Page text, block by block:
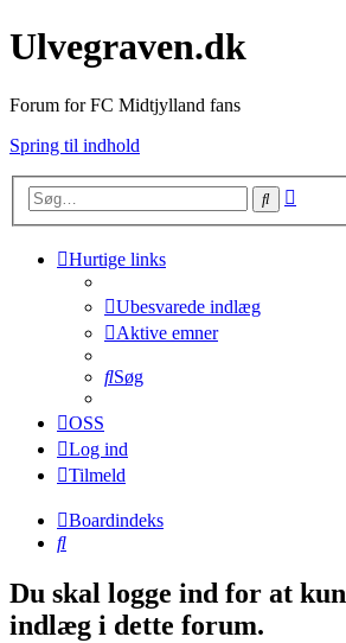
Ulvegraven.dk
Forum for FC Midtjylland fans
Spring til indhold
Søg
Hurtige links
Ubesvarede indlæg
Aktive emner
Søg
OSS
Log ind
Tilmeld
Boardindeks
Søg
Du skal logge ind for at
indlæg i dette forum.